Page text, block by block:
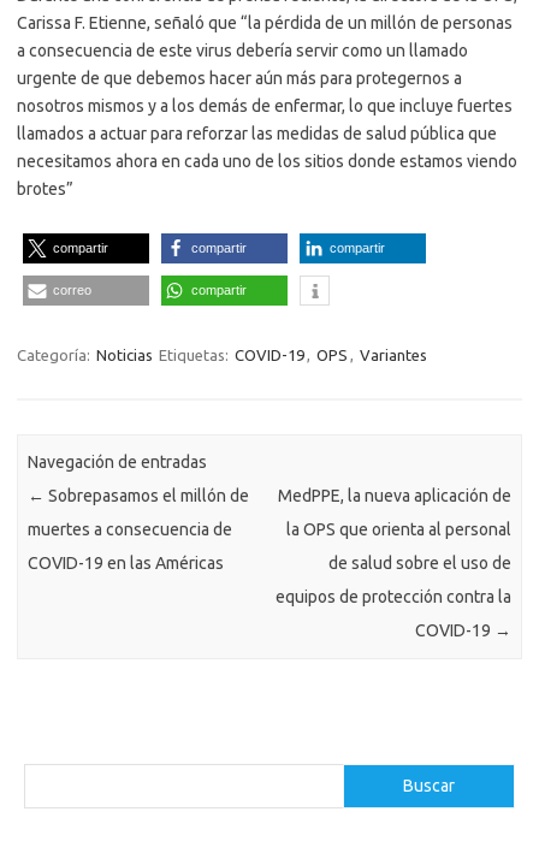
Carissa F. Etienne, señaló que “la pérdida de un millón de personas
a consecuencia de este virus debería servir como un llamado
urgente de que debemos hacer aún más para protegernos a
nosotros mismos y a los demás de enfermar, lo que incluye fuertes
llamados a actuar para reforzar las medidas de salud pública que
necesitamos ahora en cada uno de los sitios donde estamos viendo
brotes”
compartir compartir compartir
correo compartir
Categoría: Noticias Etiquetas: COVID-19, OPS , Variantes
Navegación de entradas
← Sobrepasamos el millón de
muertes a consecuencia de
COVID-19 en las Américas
MedPPE, la nueva aplicación de
la OPS que orienta al personal
de salud sobre el uso de
equipos de protección contra la
COVID-19 →
Buscar